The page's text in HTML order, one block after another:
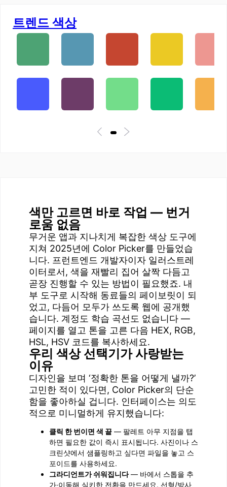
트렌드 색상
색만 고르면 바로 작업 — 번거
로움 없음
무거운 앱과 지나치게 복잡한 색상 도구에
지쳐 2025년에 Color Picker를 만들었습
니다. 프런트엔드 개발자이자 일러스트레
이터로서, 색을 재빨리 집어 살짝 다듬고
곧장 진행할 수 있는 방법이 필요했죠. 내
부 도구로 시작해 동료들의 페이보릿이 되
었고, 다듬어 모두가 쓰도록 웹에 공개했
습니다. 계정도 학습 곡선도 없습니다 —
페이지를 열고 톤을 고른 다음 HEX, RGB,
HSL, HSV 코드를 복사하세요.
우리 색상 선택기가 사랑받는
이유
디자인을 보며 ‘정확한 톤을 어떻게 낼까?’
고민한 적이 있다면, Color Picker의 단순
함을 좋아하실 겁니다. 인터페이스는 의도
적으로 미니멀하게 유지했습니다:
클릭 한 번이면 색 끝 — 팔레트 아무 지점을 탭
하면 필요한 값이 즉시 표시됩니다. 사진이나 스
크린샷에서 샘플링하고 싶다면 파일을 놓고 스
포이드를 사용하세요.
그라디언트가 쉬워집니다— 바에서 스톱을 추
가·이동해 실키한 전환을 만드세요. 선형/방사